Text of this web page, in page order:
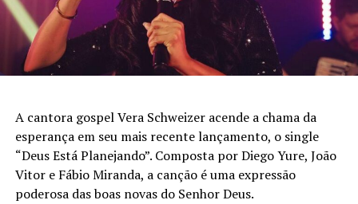
A cantora gospel Vera Schweizer acende a chama da
esperança em seu mais recente lançamento, o single
“Deus Está Planejando”. Composta por Diego Yure, João
Vitor e Fábio Miranda, a canção é uma expressão
poderosa das boas novas do Senhor Deus.